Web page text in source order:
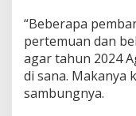
“Beberapa
pertemuan dan
agar tahun 2024
di sana. Makanya
sambungnya.